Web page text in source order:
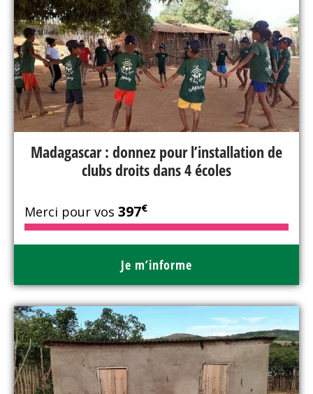
Madagascar : donnez pour l’installation de
clubs droits dans 4 écoles
Merci pour vos 397€
Je m’informe